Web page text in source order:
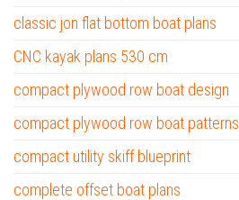
classic jon flat bottom boat plans
CNC kayak plans 530 cm
compact plywood row boat design
compact plywood row boat patterns
compact utility skiff blueprint
complete offset boat plans